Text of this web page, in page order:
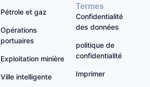
Pétrole et gaz
Opérations
portuaires
Exploitation minière
Ville intelligente
Termes
Confidentialité
des données
politique de
confidentialité
Imprimer